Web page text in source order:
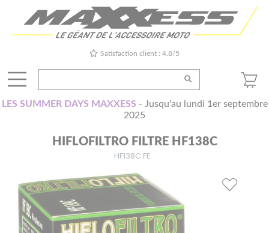
Satisfaction client : 4.8/5
LES SUMMER DAYS MAXXESS - Jusqu'au lundi 1er septembre
2025
HIFLOFILTRO FILTRE HF138C
HF138C FE